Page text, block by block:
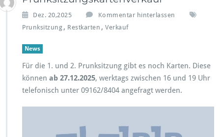
Dez. 20,2025
Kommentar hinterlassen
Prunksitzung , Restkarten , Verkauf
News
Für die 1. und 2. Prunksitzung gibt es noch Karten. Diese
können ab 27.12.2025, werktags zwischen 16 und 19 Uhr
telefonisch unter 09162/8404 angefragt werden.